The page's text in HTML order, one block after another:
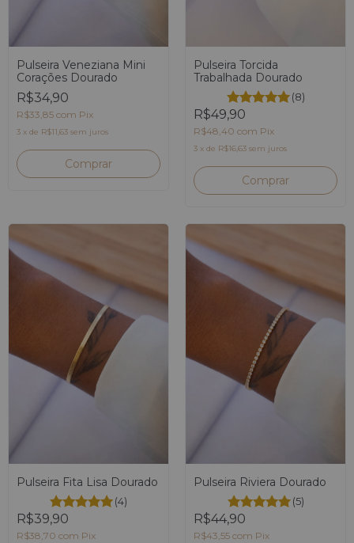
Pulseira Veneziana Mini
Corações Dourado
R$34,90
R$33,85 com Pix
3 x de R$11,63 sem juros
Pulseira Torcida
Trabalhada Dourado
(8)
R$49,90
R$48,40 com Pix
3 x de R$16,63 sem juros
Pulseira Fita Lisa Dourado
(4)
R$39,90
R$38,70 com Pix
Pulseira Riviera Dourado
(5)
R$44,90
R$43,55 com Pix